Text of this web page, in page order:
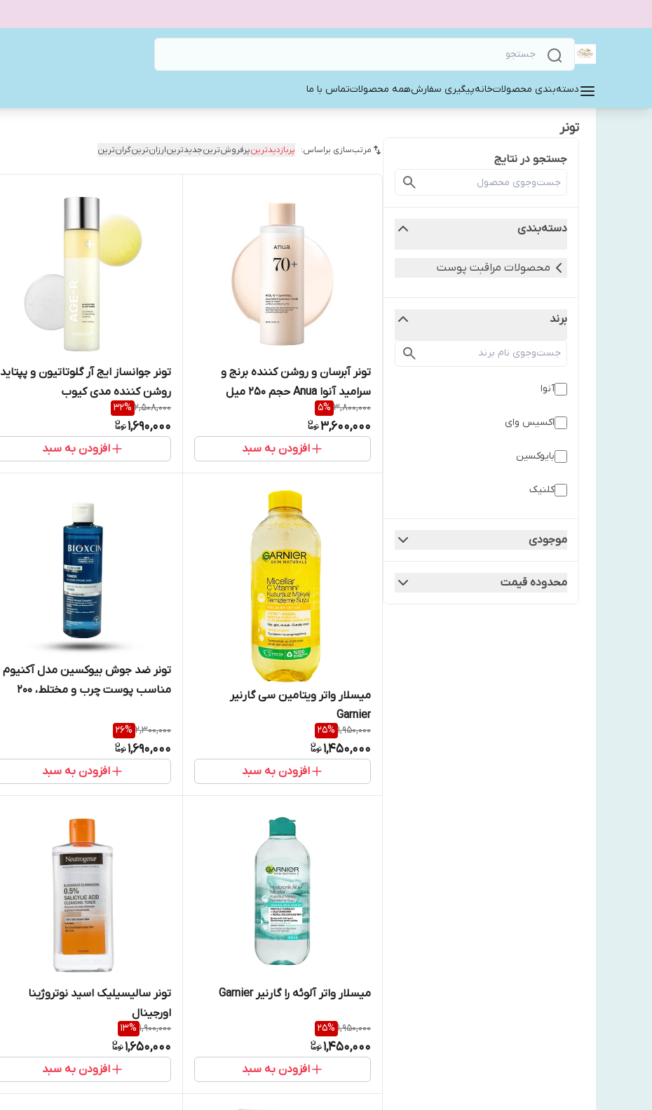
دسته‌بندی محصولاتخانهپیگیری سفارشهمه محصولاتتماس با ما
تونر
جستجو در نتایج
دسته‌بندی
محصولات مراقبت پوست
برند
آنوا
اکسیس وای
بايوكسين
کلنیک
نوتروژینا
موجودی
محدوده قیمت
مرتب‌سازی براساس: پربازدیدترینپرفروش‌ترینجدیدترینارزان‌ترینگران‌ترین
تونر آبرسان و روشن کننده برنج و
سرامید آنوا Anua حجم 250 میل
3,800,000
5%
3,600,000
افزودن به سبد
تونر جوانساز ایج آر گلوتاتیون و پپتاید
روشن کننده مدی کیوب
2,508,000
32%
1,690,000
افزودن به سبد
میسلار واتر ویتامین سی گارنیر
Garnier
1,950,000
25%
1,450,000
افزودن به سبد
تونر ضد جوش بیوکسین مدل آکنیوم
مناسب پوست چرب و مختلط، 200
2,300,000
26%
1,690,000
افزودن به سبد
میسلار واتر آلوئه را گارنیر Garnier
1,950,000
25%
1,450,000
افزودن به سبد
تونر سالیسیلیک اسید نوتروژینا
اورجینال
1,900,000
13%
1,650,000
افزودن به سبد